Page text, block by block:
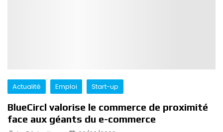
Actualité Emploi Start-up
BlueCircl valorise le commerce de proximité
face aux géants du e-commerce